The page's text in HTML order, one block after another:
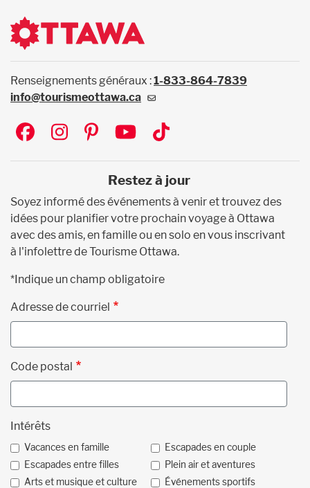
Renseignements généraux :1-833-864-7839
info@tourismeottawa.ca
Social
Restez à jour
Soyez informé des événements à venir et trouvez des
idées pour planifier votre prochain voyage à Ottawa
avec des amis, en famille ou en solo en vous inscrivant
à l'infolettre de Tourisme Ottawa.
*Indique un champ obligatoire
Adresse de courriel
Code postal
Intérêts
Vacances en famille
Escapades en couple
Escapades entre filles
Plein air et aventures
Arts et musique et culture
Événements sportifs